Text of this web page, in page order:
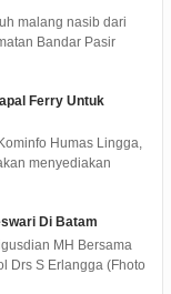
malang nasib dari
Bandar Pasir
Ferry Untuk
Humas Lingga,
menyediakan
Di Batam
MH Bersama
Drs S Erlangga (Fhoto